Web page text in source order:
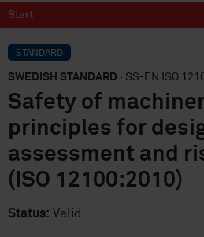
Start
STANDARD
SWEDISH STANDARD · SS-EN ISO
Safety of
principles for
assessment and
(ISO 12100:2010)
Status: Valid